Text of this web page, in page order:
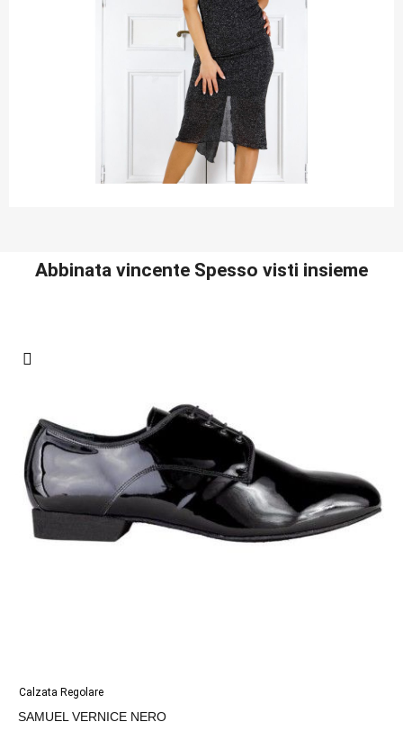
Abbinata vincente Spesso visti insieme
Calzata Regolare
SAMUEL VERNICE NERO